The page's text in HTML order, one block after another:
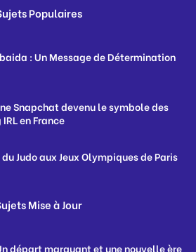
Populaires
: Un Message de Détermination
Snapchat devenu le symbole des
en France
Judo aux Jeux Olympiques de Paris
Mise à Jour
départ marquant et une nouvelle ère